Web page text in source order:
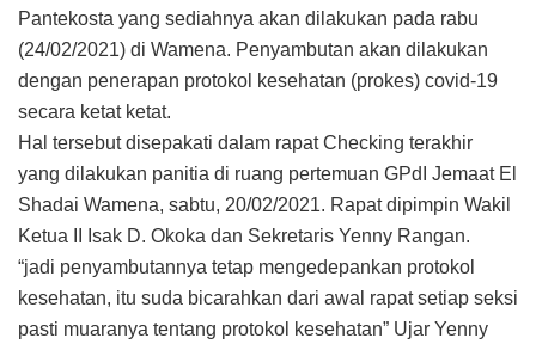
Pantekosta yang sediahnya akan dilakukan pada rabu
(24/02/2021) di Wamena. Penyambutan akan dilakukan
dengan penerapan protokol kesehatan (prokes) covid-19
secara ketat ketat.
Hal tersebut disepakati dalam rapat Checking terakhir
yang dilakukan panitia di ruang pertemuan GPdI Jemaat El
Shadai Wamena, sabtu, 20/02/2021. Rapat dipimpin Wakil
Ketua II Isak D. Okoka dan Sekretaris Yenny Rangan.
“jadi penyambutannya tetap mengedepankan protokol
kesehatan, itu suda bicarahkan dari awal rapat setiap seksi
pasti muaranya tentang protokol kesehatan” Ujar Yenny